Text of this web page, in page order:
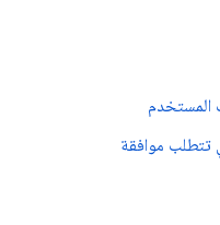
تتطلب موافقة